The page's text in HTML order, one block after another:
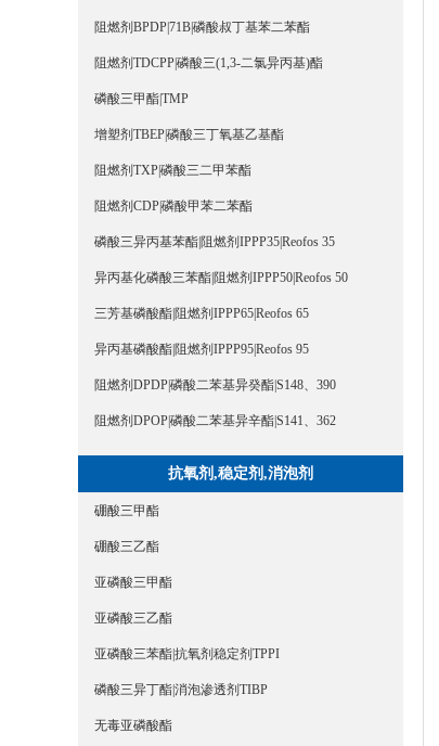
阻燃剂BPDP|71B|磷酸叔丁基苯二苯酯
阻燃剂TDCPP|磷酸三(1,3-二氯异丙基)酯
磷酸三甲酯|TMP
增塑剂TBEP|磷酸三丁氧基乙基酯
阻燃剂TXP|磷酸三二甲苯酯
阻燃剂CDP|磷酸甲苯二苯酯
磷酸三异丙基苯酯|阻燃剂IPPP35|Reofos 35
异丙基化磷酸三苯酯|阻燃剂IPPP50|Reofos 50
三芳基磷酸酯|阻燃剂IPPP65|Reofos 65
异丙基磷酸酯|阻燃剂IPPP95|Reofos 95
阻燃剂DPDP|磷酸二苯基异癸酯|S148、390
阻燃剂DPOP|磷酸二苯基异辛酯|S141、362
抗氧剂,稳定剂,消泡剂
硼酸三甲酯
硼酸三乙酯
亚磷酸三甲酯
亚磷酸三乙酯
亚磷酸三苯酯|抗氧剂稳定剂TPPI
磷酸三异丁酯|消泡渗透剂TIBP
无毒亚磷酸酯